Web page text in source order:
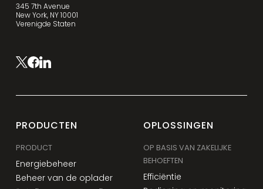
345 7th Avenue
New York, NY 10001
Verenigde Staten
PRODUCTEN
PRODUCT
Energiebeheer
Beheer van de oplader
OPLOSSINGEN
OP BASIS VAN ZAKELIJKE
BEHOEFTEN
Efficiëntie